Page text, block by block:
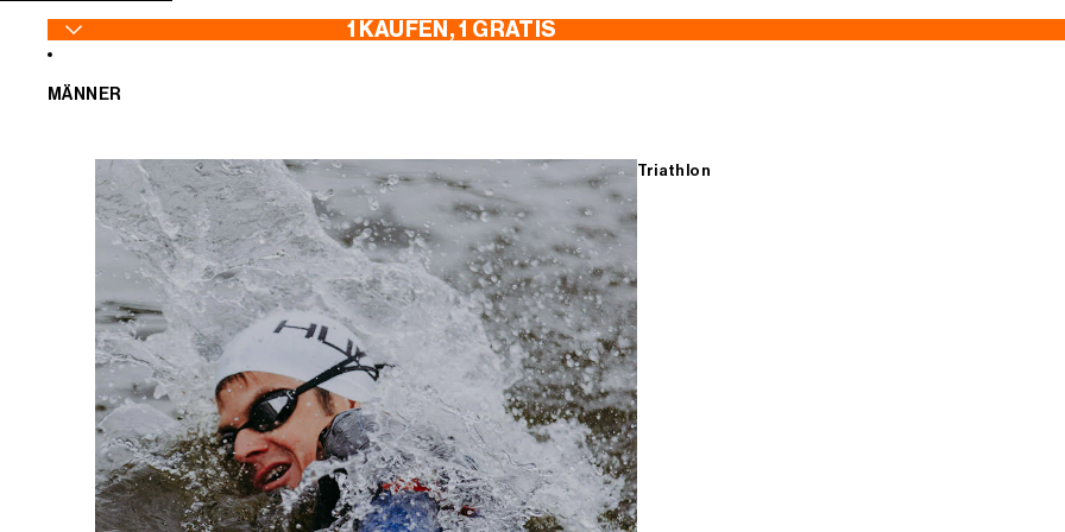
1 KAUFEN, 1 GRATIS
MÄNNER
Triathlon